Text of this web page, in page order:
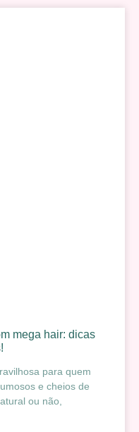
mega hair: dicas
para quem
e cheios de
ou não,